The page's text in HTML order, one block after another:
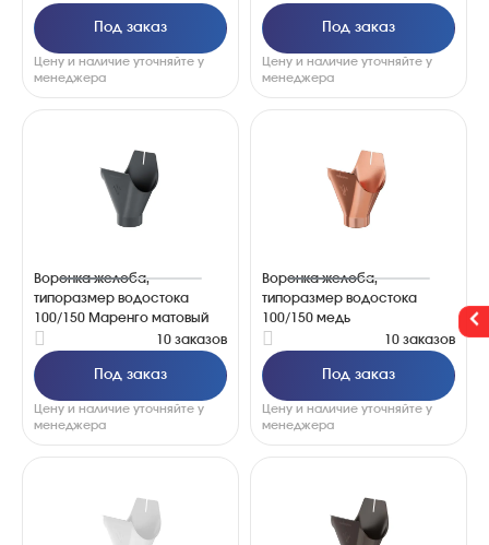
Под заказ
Цену и наличие уточняйте у
менеджера
Под заказ
Цену и наличие уточняйте у
менеджера
Воронка желоба,
типоразмер водостока
100/150 Маренго матовый
10 заказов
Под заказ
Цену и наличие уточняйте у
менеджера
Воронка желоба,
типоразмер водостока
100/150 медь
10 заказов
Под заказ
Цену и наличие уточняйте у
менеджера